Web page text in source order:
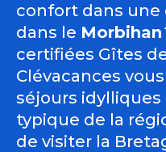
confort dans une
dans le Morbihan
certifiées Gîtes
Clévacances
séjours idylliques
typique de la
de visiter la